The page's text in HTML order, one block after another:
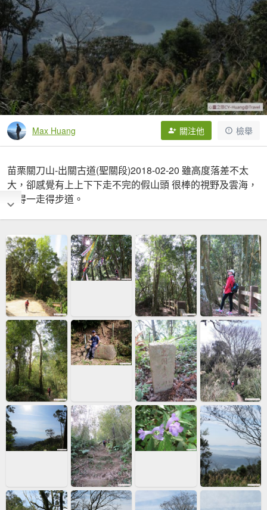
Max Huang 關注他 檢舉
苗栗關刀山-出關古道(聖關段)2018-02-20 雖高度落差不太
大，卻感覺有上上下下走不完的假山頭 很棒的視野及雲海，
值得一走得步道。